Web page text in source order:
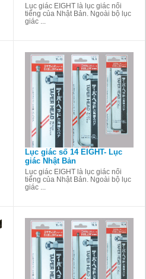
Lục giác EIGHT là lục giác nổi
tiếng của Nhật Bản. Ngoài bộ lục
giác ...
Lục giác số 14 EIGHT- Lục
giác Nhật Bản
Lục giác EIGHT là lục giác nổi
tiếng của Nhật Bản. Ngoài bộ lục
giác ...